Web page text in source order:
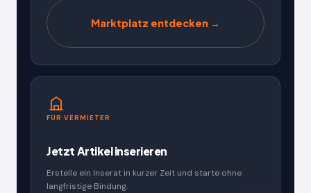
Marktplatz entdecken →
FÜR VERMIETER
Jetzt Artikel inserieren
Erstelle ein Inserat in kurzer Zeit und starte ohne
langfristige Bindung.